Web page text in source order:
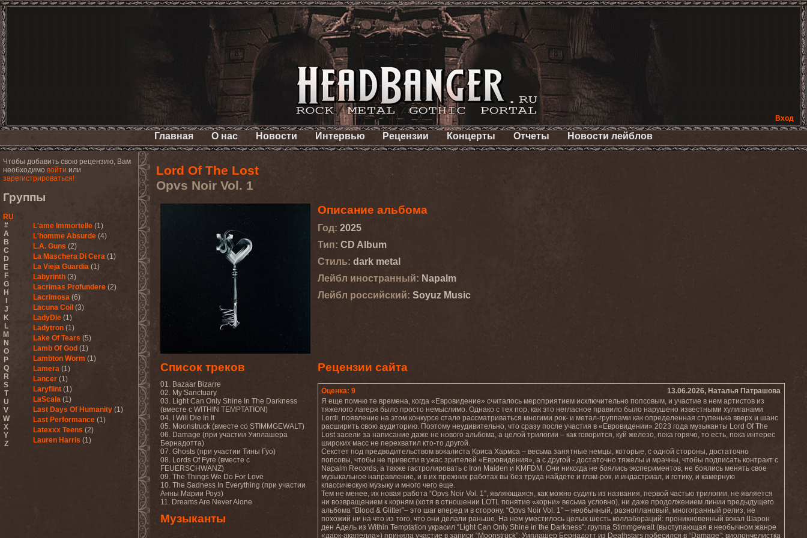
Вход
Главная О нас Новости Интервью Рецензии Концерты Отчеты Новости лейблов
Чтобы добавить свою рецензию, Вам
необходимо войти или
зарегистрироваться!
Группы
RU
#
A
B
C
D
E
F
G
H
J
K
L
M
N
O
P
Q
R
S
T
U
V
W
X
Y
Z
L'ame Immortelle (1)
L'homme Absurde (4)
L.A. Guns (2)
La Maschera Di Cera (1)
La Vieja Guardia (1)
Labyrinth (3)
Lacrimas Profundere (2)
Lacrimosa (6)
Lacuna Coil (3)
LadyDie (1)
Ladytron (1)
Lake Of Tears (5)
Lamb Of God (1)
Lambton Worm (1)
Lamera (1)
Lancer (1)
Laryflint (1)
LaScala (1)
Last Days Of Humanity (1)
Last Performance (1)
Latexxx Teens (2)
Lauren Harris (1)
Lord Of The Lost
Opvs Noir Vol. 1
Описание альбома
Год: 2025
Тип: CD Album
Стиль: dark metal
Лейбл иностранный: Napalm
Лейбл роcсийский: Soyuz Music
Список треков
01. Bazaar Bizarre
02. My Sanctuary
03. Light Can Only Shine In The Darkness
(вместе с WITHIN TEMPTATION)
04. I Will Die In It
05. Moonstruck (вместе со STIMMGEWALT)
06. Damage (при участии Уиплашера
Бернадотта)
07. Ghosts (при участии Тины Гуо)
08. Lords Of Fyre (вместе с
FEUERSCHWANZ)
09. The Things We Do For Love
10. The Sadness In Everything (при участии
Анны Марии Роуз)
11. Dreams Are Never Alone
Музыканты
Рецензии сайта
Оценка: 9
13.06.2026, Наталья Патрашова
Я еще помню те времена, когда «Евровидение» считалось мероприятием исключительно попсовым, и участие в нем артистов из
тяжелого лагеря было просто немыслимо. Однако с тех пор, как это негласное правило было нарушено известными хулиганами
Lordi, появление на этом конкурсе стало рассматриваться многими рок- и метал-группами как определенная ступенька вверх и шанс
расширить свою аудиторию. Поэтому неудивительно, что сразу после участия в «Евровидении» 2023 года музыканты Lord Of The
Lost засели за написание даже не нового альбома, а целой трилогии – как говорится, куй железо, пока горячо, то есть, пока интерес
широких масс не перехватил кто-то другой.
Секстет под предводительством вокалиста Криса Хармса – весьма занятные немцы, которые, с одной стороны, достаточно
попсовы, чтобы не привести в ужас зрителей «Евровидения», а с другой - достаточно тяжелы и мрачны, чтобы подписать контракт с
Napalm Records, а также гастролировать с Iron Maiden и KMFDM. Они никогда не боялись экспериментов, не боялись менять свое
музыкальное направление, и в их прежних работах вы без труда найдете и глэм-рок, и индастриал, и готику, и камерную
классическую музыку и много чего еще.
Тем не менее, их новая работа “Opvs Noir Vol. 1”, являющаяся, как можно судить из названия, первой частью трилогии, не является
ни возвращением к корням (хотя в отношении LOTL понятие «корни» весьма условно), ни даже продолжением линии предыдущего
альбома “Blood & Glitter”– это шаг вперед и в сторону. “Opvs Noir Vol. 1” – необычный, разноплановый, многогранный релиз, не
похожий ни на что из того, что они делали раньше. На нем уместилось целых шесть коллабораций: проникновенный вокал Шарон
ден Адель из Within Temptation украсил “Light Can Only Shine in the Darkness”; группа Stimmgewalt (выступающая в необычном жанре
«дарк-акапелла») приняла участие в записи “Moonstruck”; Уиплашер Бернадотт из Deathstars побесился в “Damage”; виолончелистка